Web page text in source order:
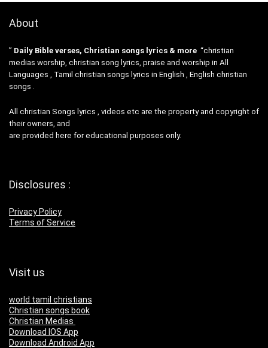
About
” Daily Bible verses, Christian songs lyrics & more “christian
medias worship, christian song lyrics, praise and worship in All
Languages , Tamil christian songs lyrics in English , English christian
songs .
All christian Songs lyrics , videos etc are the property and copyright of
their owners, and
are provided here for educational purposes only.
Disclosures :
Privacy Policy
Terms of Service
Visit us
world tamil christians
Christian songs book
Christian Medias
Download IOS App
Download Android App